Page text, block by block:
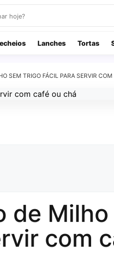
Lanches Tortas
SEM TRIGO FÁCIL PARA SERVIR
de Milho
com